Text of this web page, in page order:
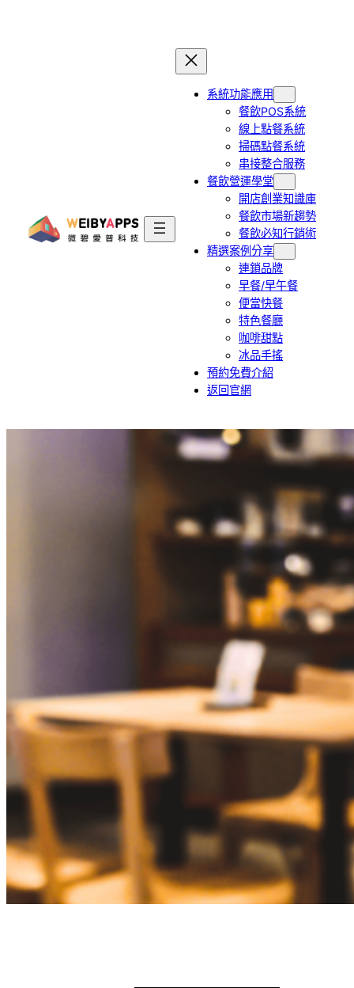
系統功能應用
餐飲POS系統
線上點餐系統
掃碼點餐系統
串接整合服務
餐飲營運學堂
開店創業知識庫
餐飲市場新趨勢
餐飲必知行銷術
精選案例分享
連鎖品牌
早餐/早午餐
便當快餐
特色餐廳
咖啡甜點
冰品手搖
預約免費介紹
返回官網